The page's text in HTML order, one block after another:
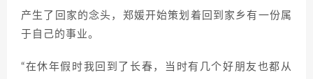
产生了回家的念头，郑媛开始策划着回到家乡有一份属
于自己的事业。
“在休年假时我回到了长春，当时有几个好朋友也都从